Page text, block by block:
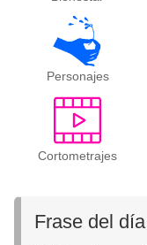
Personajes
Cortometrajes
Frase del día